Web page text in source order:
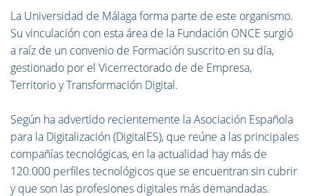
La Universidad de Málaga forma parte de este organismo.
Su vinculación con esta área de la Fundación ONCE surgió
a raíz de un convenio de Formación suscrito en su día,
gestionado por el Vicerrectorado de de Empresa,
Territorio y Transformación Digital.
Según ha advertido recientemente la Asociación Española
para la Digitalización (DigitalES), que reúne a las principales
compañías tecnológicas, en la actualidad hay más de
120.000 perfiles tecnológicos que se encuentran sin cubrir
y que son las profesiones digitales más demandadas.